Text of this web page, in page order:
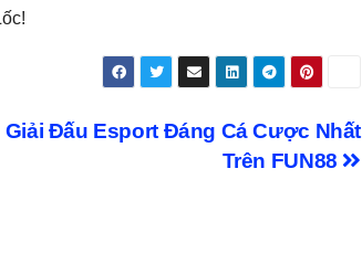
Giải Đấu Esport Đáng Cá Cược Nhất
Trên FUN88